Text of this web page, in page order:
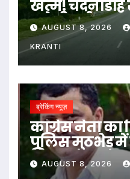
खत्म! चंदनीडीह
बनेगी नई सड़क
AUGUST 8, 2026
KRANTI
ब्रेकिंग न्यूज़
कांग्रेस नेता का
पुलिस मुठभेड़
गिरफ्तार
AUGUST 8, 2026